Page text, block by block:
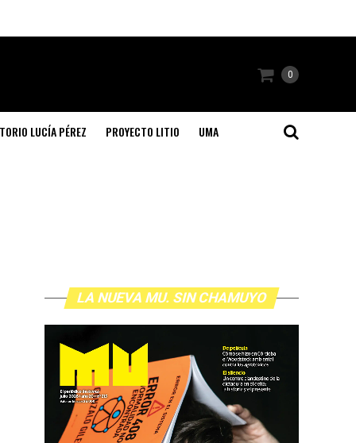
0
LUCÍA PÉREZ PROYECTO LITIO UMA
LA NUEVA MU. SIN CHAMUYO